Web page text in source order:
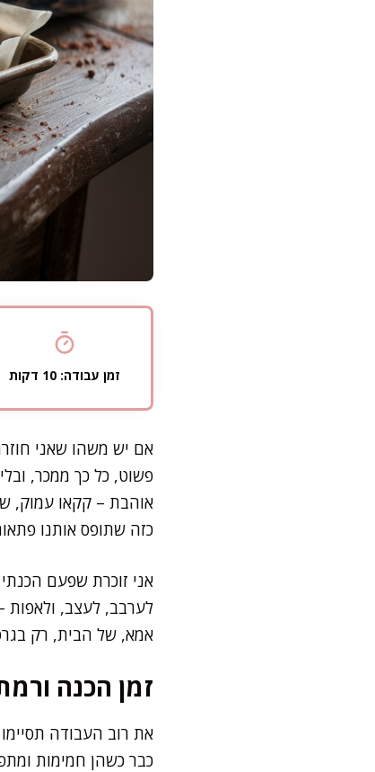
זמן עבודה: 10 דקות
פשוט, כל כך ממכר,
אוהבת – קקאו עמוק,
כזה שתופס אותנו
לערבב, לעצב, ולאפות
אמא, של הבית, רק
זמן הכנה
כבר כשהן חמימות